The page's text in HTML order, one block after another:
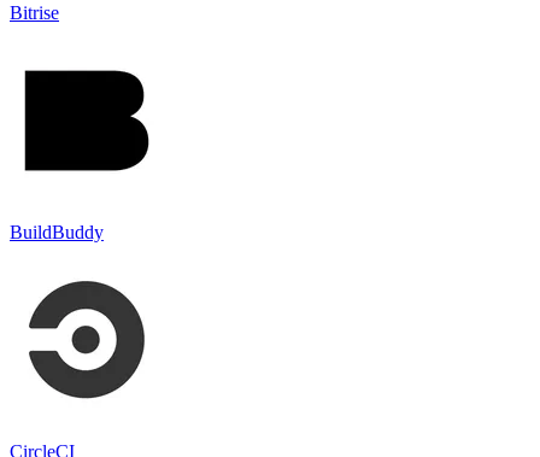
Bitrise
BuildBuddy
CircleCI